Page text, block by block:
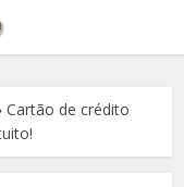
Cartão de crédito